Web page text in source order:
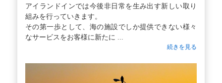
アイランドインでは今後非日常を生み出す新しい取り
組みを行っていきます。
その第一歩として、海の施設でしか提供できない様々
なサービスをお客様に新たに ...
続きを見る